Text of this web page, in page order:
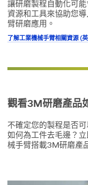
讓研磨製程自動化可
資源和工具來協助您
臂研磨應用。
了解工業機械手臂相關資源 (
觀看3M研磨產品
不確定您的製程是否
如何為工件去毛邊？
械手臂搭載3M研磨產